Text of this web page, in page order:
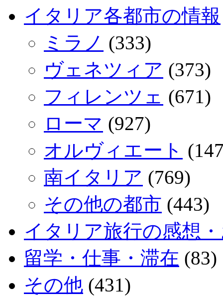
イタリア各都市の情報
ミラノ (333)
ヴェネツィア (373)
フィレンツェ (671)
ローマ (927)
オルヴィエート
南イタリア (769)
その他の都市 (443)
イタリア旅行の感想
留学・仕事・滞在 (83)
その他 (431)